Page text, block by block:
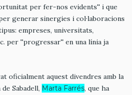
per fer-nos evidents'' i que
generar sinergies i col·laboracions
empreses, universitats,
per ''progressar'' en una línia ja
oficialment aquest divendres amb la
Sabadell, Marta Farrés, que ha